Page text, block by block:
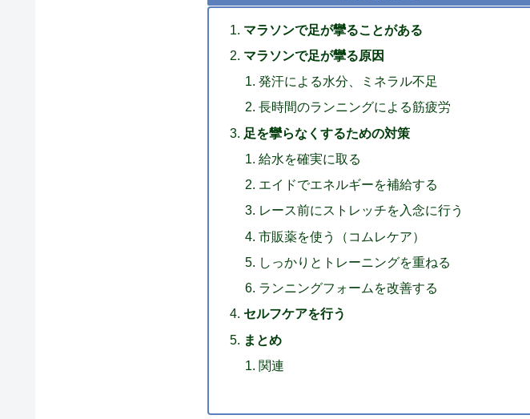
マラソンで足が攣ることがある
マラソンで足が攣る原因
発汗による水分、ミネラル不足
長時間のランニングによる筋疲労
足を攣らなくするための対策
給水を確実に取る
エイドでエネルギーを補給する
レース前にストレッチを入念に行う
市販薬を使う（コムレケア）
しっかりとトレーニングを重ねる
ランニングフォームを改善する
セルフケアを行う
まとめ
関連